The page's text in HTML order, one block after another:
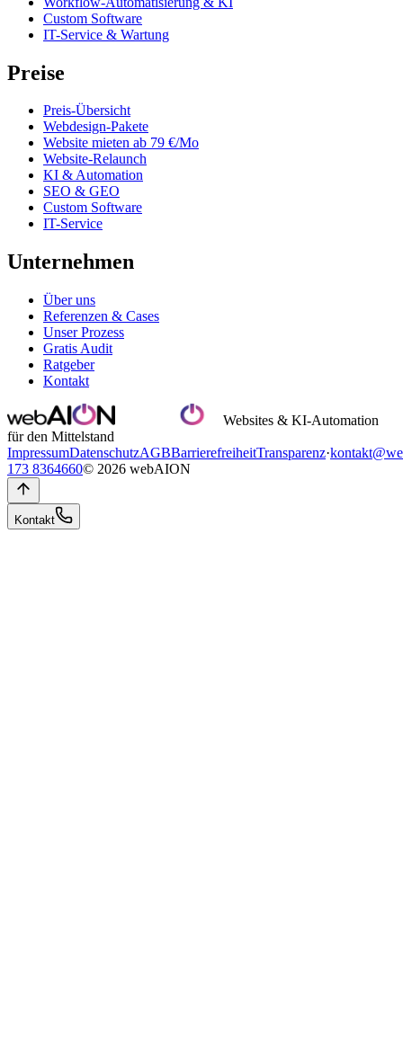
Custom Software
IT-Service & Wartung
Preise
Preis-Übersicht
Webdesign-Pakete
Website mieten ab 79 €/Mo
Website-Relaunch
KI & Automation
SEO & GEO
Custom Software
IT-Service
Unternehmen
Über uns
Referenzen & Cases
Unser Prozess
Gratis Audit
Ratgeber
Kontakt
Websites & KI-Automation
für den Mittelstand
ImpressumDatenschutzAGBBarrierefreiheitTransparenz·
173 8364660© 2026 webAION
Kontakt